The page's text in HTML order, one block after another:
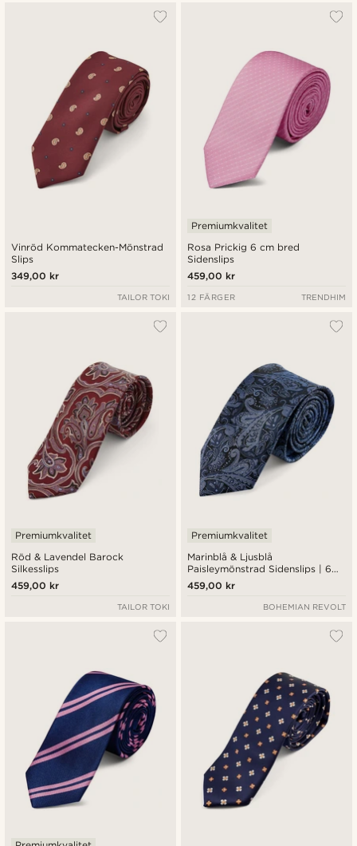
Vinröd Kommatecken-Mönstrad
Slips
349,00 kr
TAILOR TOKI
Rosa Prickig 6 cm bred
Sidenslips
Premiumkvalitet
459,00 kr
12 FÄRGER TRENDHIM
Röd & Lavendel Barock
Silkesslips
Premiumkvalitet
459,00 kr
TAILOR TOKI
Marinblå & Ljusblå
Paisleymönstrad Sidenslips | 6
cm
Premiumkvalitet
459,00 kr
BOHEMIAN REVOLT